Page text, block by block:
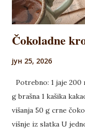
Čokoladne
јун 25, 2026
Potrebno: 1 jaje 200
g brašna 1 kašika
višanja 50 g crne
višnje iz slatka U